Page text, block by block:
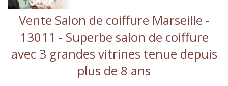
Vente Salon de coiffure Marseille -
13011 - Superbe salon de coiffure
avec 3 grandes vitrines tenue depuis
plus de 8 ans